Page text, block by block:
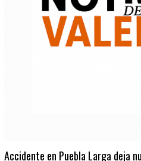
Accidente en Puebla Larga deja